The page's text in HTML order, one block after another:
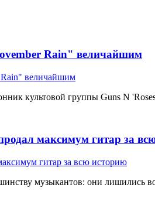
Rain" величайшим
культовой группы Guns N
максимум гитар за
музыкантов: они лишились